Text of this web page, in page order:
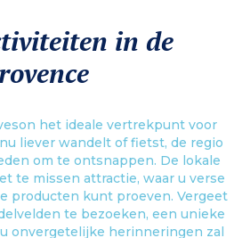
in de
het ideale vertrekpunt voor
liever wandelt of fietst, de regio
om te ontsnappen. De lokale
te missen attractie, waar u verse
producten kunt proeven. Vergeet
te bezoeken, een unieke
onvergetelijke herinneringen zal